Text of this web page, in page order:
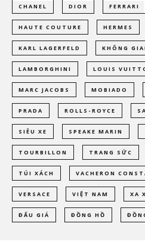
CHANEL DIOR FERRARI
HAUTE COUTURE HERMES
KARL LAGERFELD KHÔNG
LAMBORGHINI LOUIS
MARC JACOBS MOBIADO
PRADA ROLLS-ROYCE
SIÊU XE SPEAKE MARIN
TOURBILLON TRANG SỨC
TÚI XÁCH VACHERON
VERSACE VIỆT NAM XA
ĐẤU GIÁ ĐỒNG HỒ